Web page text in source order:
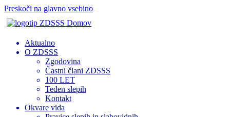
Preskoči na glavno vsebino
Domov
Aktualno
O ZDSSS
Zgodovina
Častni člani ZDSSS
100 LET
Teden slepih
Kontakt
Okvare vida